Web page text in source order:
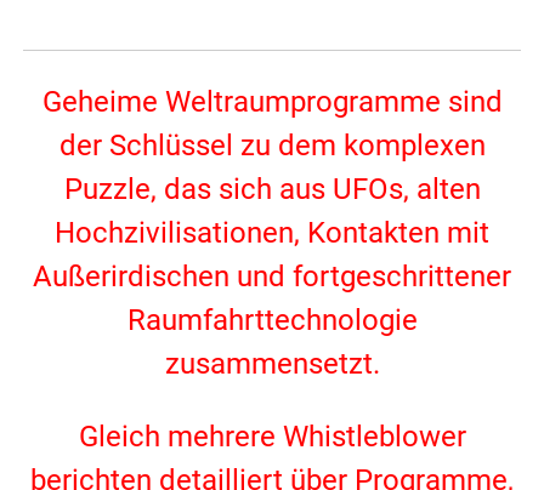
Geheime Weltraumprogramme sind
der Schlüssel zu dem komplexen
Puzzle, das sich aus UFOs, alten
Hochzivilisationen, Kontakten mit
Außerirdischen und fortgeschrittener
Raumfahrttechnologie
zusammensetzt.
Gleich mehrere Whistleblower
berichten detailliert über Programme,